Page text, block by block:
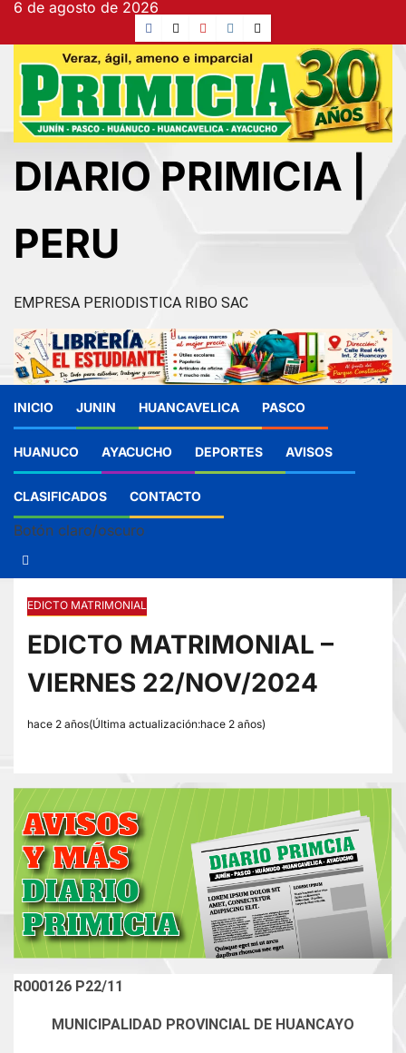
contenido
6 de agosto de 2026
Facebook
TikTokYouTube
Instagram
X
DIARIO PRIMICIA |
PERU
EMPRESA PERIODISTICA RIBO SAC
INICIO JUNIN HUANCAVELICA PASCO
HUANUCO AYACUCHO DEPORTES AVISOS
CLASIFICADOS CONTACTO
Botón claro/oscuro
EDICTO MATRIMONIAL
EDICTO MATRIMONIAL –
VIERNES 22/NOV/2024
hace 2 años(Última actualización:hace 2 años)
R000126 P22/11
MUNICIPALIDAD PROVINCIAL DE HUANCAYO